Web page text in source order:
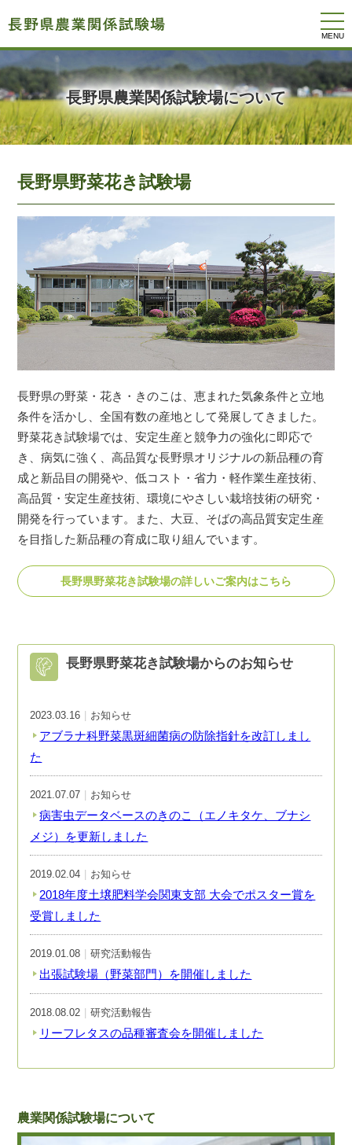
長野県農業関係試験場について
長野県野菜花き試験場
長野県の野菜・花き・きのこは、恵まれた気象条件と立地
条件を活かし、全国有数の産地として発展してきました。
野菜花き試験場では、安定生産と競争力の強化に即応で
き、病気に強く、高品質な長野県オリジナルの新品種の育
成と新品目の開発や、低コスト・省力・軽作業生産技術、
高品質・安定生産技術、環境にやさしい栽培技術の研究・
開発を行っています。また、大豆、そばの高品質安定生産
を目指した新品種の育成に取り組んでいます。
長野県野菜花き試験場の詳しいご案内はこちら
長野県野菜花き試験場からのお知らせ
2023.03.16 お知らせ
アブラナ科野菜黒斑細菌病の防除指針を改訂しまし
た
2021.07.07 お知らせ
病害虫データベースのきのこ（エノキタケ、ブナシ
メジ）を更新しました
2019.02.04 お知らせ
2018年度土壌肥料学会関東支部 大会でポスター賞を
受賞しました
2019.01.08 研究活動報告
出張試験場（野菜部門）を開催しました
2018.08.02 研究活動報告
リーフレタスの品種審査会を開催しました
農業関係試験場について